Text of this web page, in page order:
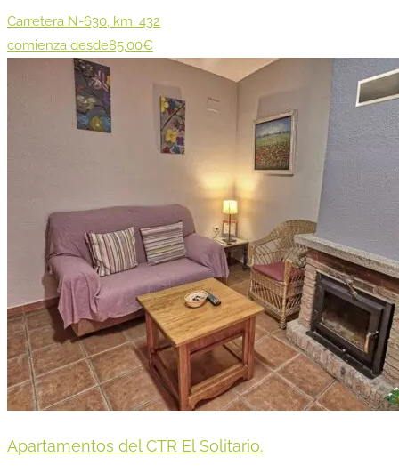
Carretera N-630, km. 432
comienza desde85,00€
Apartamentos del CTR El Solitario.